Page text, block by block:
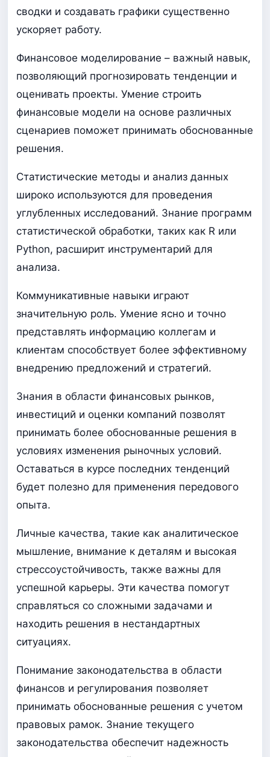
сводки и создавать графики существенно
ускоряет работу.
Финансовое моделирование – важный навык,
позволяющий прогнозировать тенденции и
оценивать проекты. Умение строить
финансовые модели на основе различных
сценариев поможет принимать обоснованные
решения.
Статистические методы и анализ данных
широко используются для проведения
углубленных исследований. Знание программ
статистической обработки, таких как R или
Python, расширит инструментарий для
анализа.
Коммуникативные навыки играют
значительную роль. Умение ясно и точно
представлять информацию коллегам и
клиентам способствует более эффективному
внедрению предложений и стратегий.
Знания в области финансовых рынков,
инвестиций и оценки компаний позволят
принимать более обоснованные решения в
условиях изменения рыночных условий.
Оставаться в курсе последних тенденций
будет полезно для применения передового
опыта.
Личные качества, такие как аналитическое
мышление, внимание к деталям и высокая
стрессоустойчивость, также важны для
успешной карьеры. Эти качества помогут
справляться со сложными задачами и
находить решения в нестандартных
ситуациях.
Понимание законодательства в области
финансов и регулирования позволяет
принимать обоснованные решения с учетом
правовых рамок. Знание текущего
законодательства обеспечит надежность